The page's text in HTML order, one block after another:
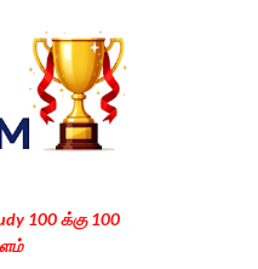
content
100 க்கு 100